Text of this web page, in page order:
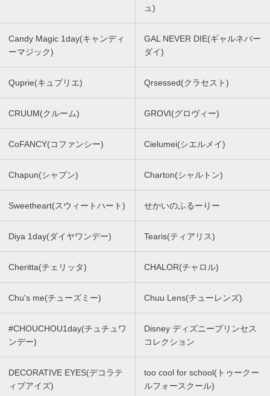
ュ)
Candy Magic 1day(キャンディ
ーマジック)
GAL NEVER DIE(ギャルネバー
ダイ)
Quprie(キュプリエ) Qrsessed(クラセスト)
CRUUM(クルーム) GROVI(グロヴィー)
CoFANCY(コファンシー) Cielumei(シエルメイ)
Chapun(シャプン) Charton(シャルトン)
Sweetheart(スウィートハート) せかいのふるーりー
Diya 1day(ダイヤワンデー) Tearis(ティアリス)
Cheritta(チェリッタ) CHALOR(チャロル)
Chu's me(チューズミー) Chuu Lens(チューレンズ)
#CHOUCHOU1day(チュチュワ
ンデー)
Disney ディズニープリンセス
コレクション
DECORATIVE EYES(デコラテ
ィブアイズ)
too cool for school(トゥークー
ルフォースクール)